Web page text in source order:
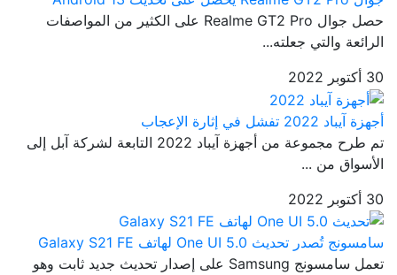
حصل جوال Realme GT2 Pro على الكثير من المواصفات
الرائعة والتي جعلته...
30 أكتوبر 2022
أجهزة آيباد 2022 تفشل في إثارة الإعجاب
تم طرح مجموعة من أجهزة آيباد 2022 التابعة لشركة آبل إلى
الأسواق من ...
30 أكتوبر 2022
سامسونج تُصدر تحديث One UI 5.0 لهاتف Galaxy S21 FE
تعمل سامسونج Samsung على إصدار تحديث جديد ثابت وهو